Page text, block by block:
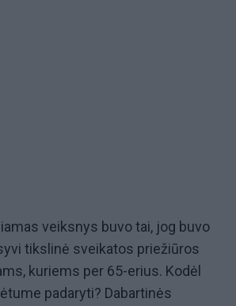
veiksnys buvo tai, jog buvo
tikslinė sveikatos priežiūros
kuriems per 65-erius. Kodėl
padaryti? Dabartinės